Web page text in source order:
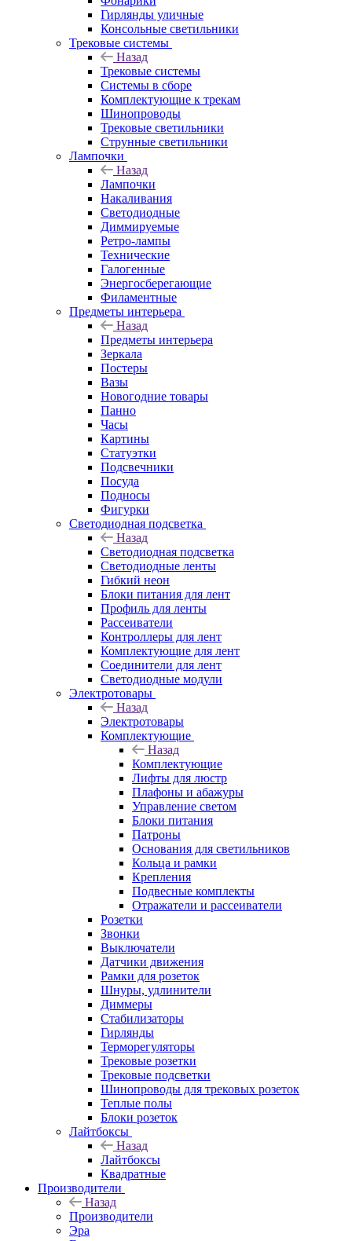
Гирлянды уличные
Консольные светильники
Трековые системы
Назад
Трековые системы
Системы в сборе
Комплектующие к трекам
Шинопроводы
Трековые светильники
Струнные светильники
Лампочки
Назад
Лампочки
Накаливания
Светодиодные
Диммируемые
Ретро-лампы
Технические
Галогенные
Энергосберегающие
Филаментные
Предметы интерьера
Назад
Предметы интерьера
Зеркала
Постеры
Вазы
Новогодние товары
Панно
Часы
Картины
Статуэтки
Подсвечники
Посуда
Подносы
Фигурки
Светодиодная подсветка
Назад
Светодиодная подсветка
Светодиодные ленты
Гибкий неон
Блоки питания для лент
Профиль для ленты
Рассеиватели
Контроллеры для лент
Комплектующие для лент
Соединители для лент
Светодиодные модули
Электротовары
Назад
Электротовары
Комплектующие
Назад
Комплектующие
Лифты для люстр
Плафоны и абажуры
Управление светом
Блоки питания
Патроны
Основания для светильников
Кольца и рамки
Крепления
Подвесные комплекты
Отражатели и рассеиватели
Розетки
Звонки
Выключатели
Датчики движения
Рамки для розеток
Шнуры, удлинители
Диммеры
Стабилизаторы
Гирлянды
Терморегуляторы
Трековые розетки
Трековые подсветки
Шинопроводы для трековых розеток
Теплые полы
Блоки розеток
Лайтбоксы
Назад
Лайтбоксы
Квадратные
Производители
Назад
Производители
Эра